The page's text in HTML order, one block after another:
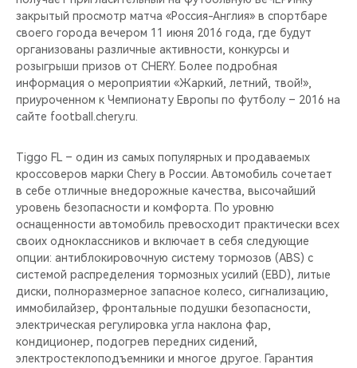
закрытый просмотр матча «Россия-Англия» в спортбаре
своего города вечером 11 июня 2016 года, где будут
организованы различные активности, конкурсы и
розыгрыши призов от CHERY. Более подробная
информация о мероприятии «Жаркий, летний, твой!»,
приуроченном к Чемпионату Европы по футболу – 2016 на
сайте football.chery.ru.
Tiggo FL – один из самых популярных и продаваемых
кроссоверов марки Chery в России. Автомобиль сочетает
в себе отличные внедорожные качества, высочайший
уровень безопасности и комфорта. По уровню
оснащенности автомобиль превосходит практически всех
своих одноклассников и включает в себя следующие
опции: антиблокировочную систему тормозов (ABS) с
системой распределения тормозных усилий (EBD), литые
диски, полноразмерное запасное колесо, сигнализацию,
иммобилайзер, фронтальные подушки безопасности,
электрическая регулировка угла наклона фар,
кондиционер, подогрев передних сидений,
электростеклоподъемники и многое другое. Гарантия